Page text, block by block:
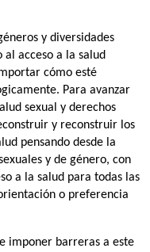
y diversidades
acceso a la salud
cómo esté
Para avanzar
sexual y derechos
y reconstruir los
pensando desde la
y de género, con
a la salud para todas las
o preferencia
imponer barreras a este